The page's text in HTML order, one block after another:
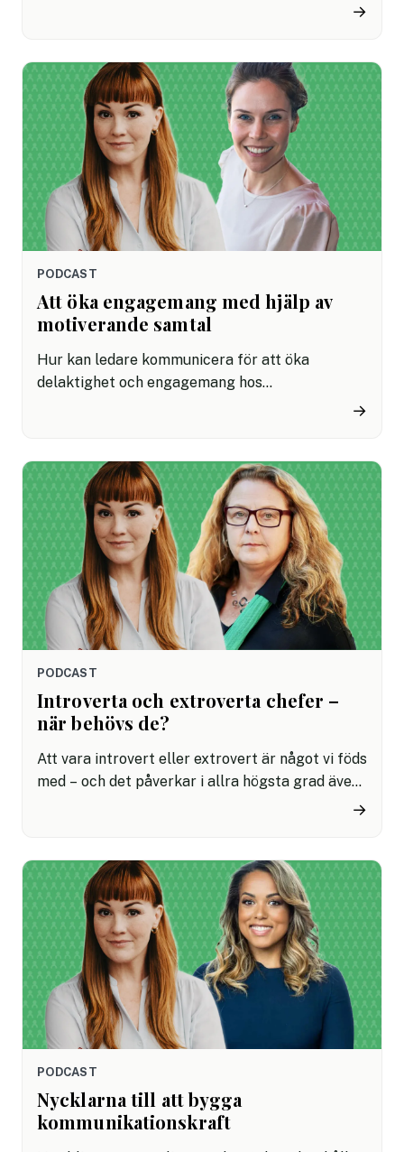
neurovetenskap. Det är inte längre löpande band
och verkstad, utan snarare engagemang,
samverkan och motivation som är modeorden.
Det ger en god plattform för hur vi kan arbeta
med feedback som verkligen gör skillnad.
→
PODCAST
Att öka engagemang med hjälp av
motiverande samtal
Hur kan ledare kommunicera för att öka
delaktighet och engagemang hos
mål? Det är frågor som metoden Motiverande
samtal (Motivational Interviewing, MI) ger
konkreta svar på. I det här avsnittet får vi veta
varför det är så värdefullt att tidigt ge
medarbetarna ordet i ett möte, att förmedla ett
medvetet aktivt lyssnande och exempel på
samtalsstrategier för att främja dialog och
samarbete – oavsett om mötet sker på tu man
hand eller i en grupp.
→
PODCAST
Introverta och extroverta chefer –
när behövs de?
Att vara introvert eller extrovert är något vi föds
med – och det påverkar i allra högsta grad även
Anki Udd, ledarskapsutvecklare som arbetar
med hållbara chefer och opinionsbildning och
hur det går att påverka chefer och ledares
förutsättningar.
→
PODCAST
Nycklarna till att bygga
kommunikationskraft